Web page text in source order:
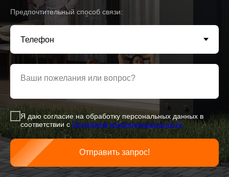
Предпочтительный способ связи:
Ваши пожелания или вопрос?
Я даю согласие на обработку персональных данных в
соответствии сПолитикой конфиденциальности
Отправить запрос!